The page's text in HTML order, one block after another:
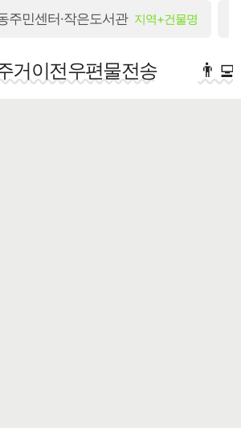
주민센터·작은도서관 지역+건물명
거이전우편물전송